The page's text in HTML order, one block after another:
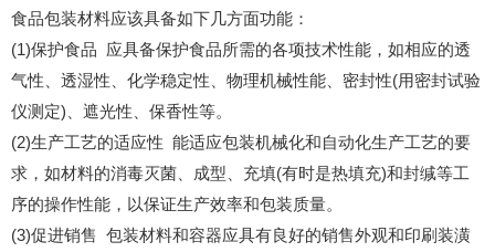
食品包装材料应该具备如下几方面功能：
(1)保护食品 应具备保护食品所需的各项技术性能，如相应的透
气性、透湿性、化学稳定性、物理机械性能、密封性(用密封试验
仪测定)、遮光性、保香性等。
(2)生产工艺的适应性 能适应包装机械化和自动化生产工艺的要
求，如材料的消毒灭菌、成型、充填(有时是热填充)和封缄等工
序的操作性能，以保证生产效率和包装质量。
(3)促进销售 包装材料和容器应具有良好的销售外观和印刷装潢